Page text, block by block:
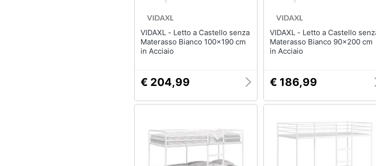
VIDAXL - Letto a Castello senza
Materasso Bianco 100x190 cm
in Acciaio
€ 204,99
VIDAXL - Letto a Castello senza
Materasso Bianco 90x200 cm
in Acciaio
€ 186,99